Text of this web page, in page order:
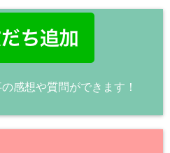
感想や質問ができます！